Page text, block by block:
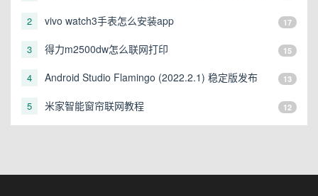
2 vivo watch3手表怎么安装app 17
3 得力m2500dw怎么联网打印 15
4 Android Studio Flamingo (2022.2.1) 稳定版发布 13
5 米家智能窗帘联网教程 12